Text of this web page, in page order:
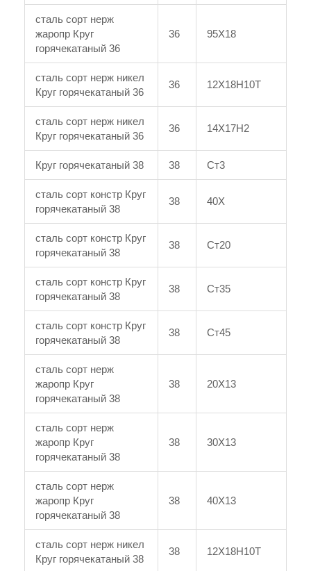
сталь сорт нерж
жаропр Круг
горячекатаный 36
36 95Х18
сталь сорт нерж никел
Круг горячекатаный 36
36 12Х18Н10Т
сталь сорт нерж никел
Круг горячекатаный 36
36 14Х17Н2
Круг горячекатаный 38 38 Ст3
сталь сорт констр Круг
горячекатаный 38
38 40Х
сталь сорт констр Круг
горячекатаный 38
38 Ст20
сталь сорт констр Круг
горячекатаный 38
38 Ст35
сталь сорт констр Круг
горячекатаный 38
38 Ст45
сталь сорт нерж
жаропр Круг
горячекатаный 38
38 20Х13
сталь сорт нерж
жаропр Круг
горячекатаный 38
38 30Х13
сталь сорт нерж
жаропр Круг
горячекатаный 38
38 40Х13
сталь сорт нерж никел
Круг горячекатаный 38
38 12Х18Н10Т